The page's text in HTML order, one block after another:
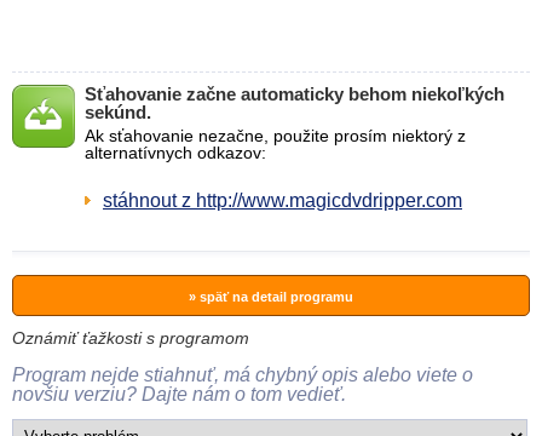
Sťahovanie začne automaticky behom niekoľkých
sekúnd.
Ak sťahovanie nezačne, použite prosím niektorý z
alternatívnych odkazov:
stáhnout z http://www.magicdvdripper.com
» späť na detail programu
Oznámiť ťažkosti s programom
Program nejde stiahnuť, má chybný opis alebo viete o
novšiu verziu? Dajte nám o tom vedieť.